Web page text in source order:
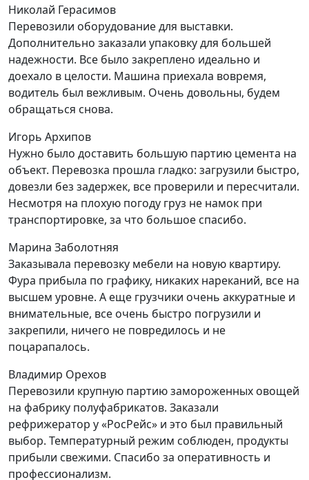
Николай Герасимов
Перевозили оборудование для выставки.
Дополнительно заказали упаковку для большей
надежности. Все было закреплено идеально и
доехало в целости. Машина приехала вовремя,
водитель был вежливым. Очень довольны, будем
обращаться снова.
Игорь Архипов
Нужно было доставить большую партию цемента на
объект. Перевозка прошла гладко: загрузили быстро,
довезли без задержек, все проверили и пересчитали.
Несмотря на плохую погоду груз не намок при
транспортировке, за что большое спасибо.
Марина Заболотняя
Заказывала перевозку мебели на новую квартиру.
Фура прибыла по графику, никаких нареканий, все на
высшем уровне. А еще грузчики очень аккуратные и
внимательные, все очень быстро погрузили и
закрепили, ничего не повредилось и не
поцарапалось.
Владимир Орехов
Перевозили крупную партию замороженных овощей
на фабрику полуфабрикатов. Заказали
рефрижератор у «РосРейс» и это был правильный
выбор. Температурный режим соблюден, продукты
прибыли свежими. Спасибо за оперативность и
профессионализм.